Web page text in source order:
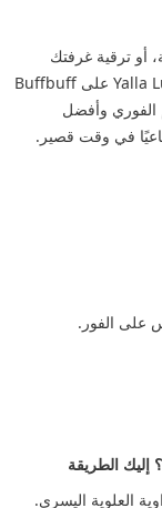
أو ترقية غرفتك
الخاصة إلى VIP في ثوانٍ؟ اشحن ذهب/ألماس Yalla Ludo على Buffbuff
الفوري وأفضل
في وقت قصير.
على الفور.
العلوية اليسرى.